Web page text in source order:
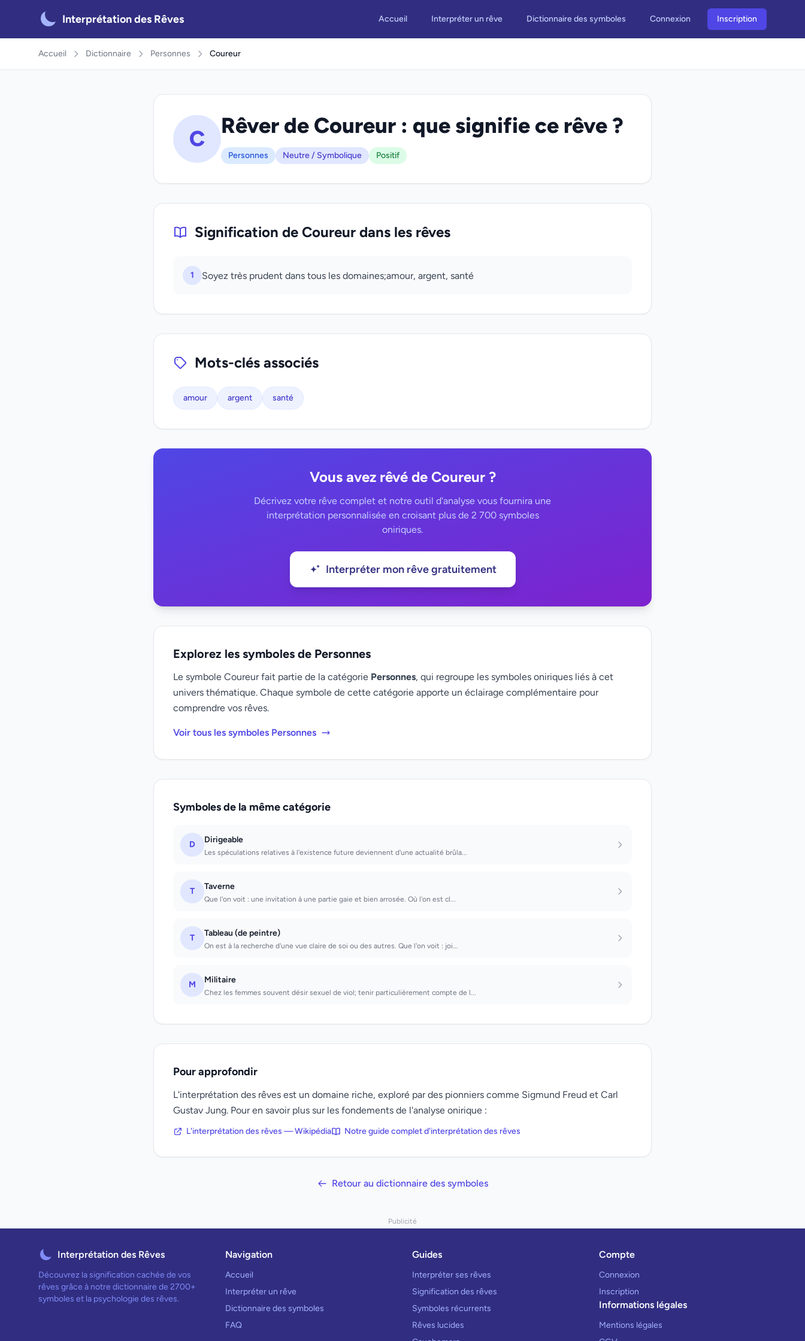
Interprétation des Rêves Accueil Interpréter un rêve Dictionnaire des symboles Connexion Inscription
Accueil Dictionnaire Personnes Coureur
C
Rêver de Coureur : que signifie ce rêve ?
Personnes Neutre / Symbolique Positif
Signification de Coureur dans les rêves
1 Soyez très prudent dans tous les domaines;amour, argent, santé
Mots-clés associés
amour argent santé
Vous avez rêvé de Coureur ?
Décrivez votre rêve complet et notre outil d'analyse vous fournira une
interprétation personnalisée en croisant plus de 2 700 symboles
oniriques.
Interpréter mon rêve gratuitement
Explorez les symboles de Personnes
Le symbole Coureur fait partie de la catégorie Personnes, qui regroupe les symboles oniriques liés à cet
univers thématique. Chaque symbole de cette catégorie apporte un éclairage complémentaire pour
comprendre vos rêves.
Voir tous les symboles Personnes
Symboles de la même catégorie
D Dirigeable
Les spéculations relatives à l'existence future deviennent d'une actualité brûla...
T Taverne
Que l'on voit : une invitation à une partie gaie et bien arrosée. Où l'on est cl...
T Tableau (de peintre)
On est à la recherche d'une vue claire de soi ou des autres. Que l'on voit : joi...
M Militaire
Chez les femmes souvent désir sexuel de viol; tenir particulièrement compte de l...
Pour approfondir
L'interprétation des rêves est un domaine riche, exploré par des pionniers comme Sigmund Freud et Carl
Gustav Jung. Pour en savoir plus sur les fondements de l'analyse onirique :
L'interprétation des rêves — Wikipédia Notre guide complet d'interprétation des rêves
Retour au dictionnaire des symboles
Publicité
Interprétation des Rêves
Découvrez la signification cachée de vos
rêves grâce à notre dictionnaire de 2700+
symboles et la psychologie des rêves.
Navigation
Accueil
Interpréter un rêve
Dictionnaire des symboles
FAQ
Guides
Interpréter ses rêves
Signification des rêves
Symboles récurrents
Rêves lucides
Compte
Connexion
Inscription
Informations légales
Mentions légales